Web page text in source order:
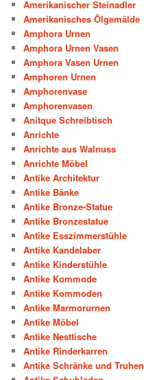
Amerikanischer Steinadler
Amerikanisches Ölgemälde
Amphora Urnen
Amphora Urnen Vasen
Amphora Vasen Urnen
Amphoren Urnen
Amphorenvase
Amphorenvasen
Anitque Schreibtisch
Anrichte
Anrichte aus Walnuss
Anrichte Möbel
Antike Architektur
Antike Bänke
Antike Bronze-Statue
Antike Bronzestatue
Antike Esszimmerstühle
Antike Kandelaber
Antike Kinderstühle
Antike Kommode
Antike Kommoden
Antike Marmorurnen
Antike Möbel
Antike Nesttische
Antike Rinderkarren
Antike Schränke und Truhen